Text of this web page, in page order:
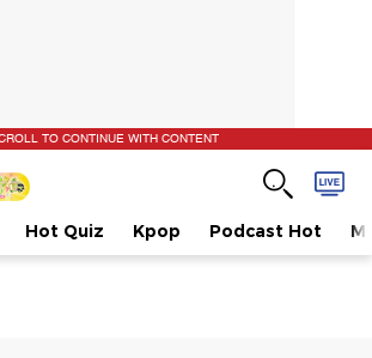
TO CONTINUE WITH CONTENT
Hot Quiz Kpop Podcast Hot